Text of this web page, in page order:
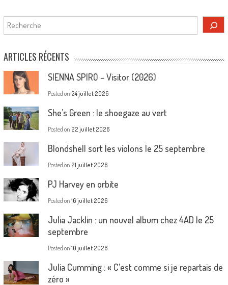
Rechercher
ARTICLES RÉCENTS
SIENNA SPIRO – Visitor (2026)
Posted on 24 juillet 2026
She’s Green : le shoegaze au vert
Posted on 22 juillet 2026
Blondshell sort les violons le 25 septembre
Posted on 21 juillet 2026
PJ Harvey en orbite
Posted on 16 juillet 2026
Julia Jacklin : un nouvel album chez 4AD le 25
septembre
Posted on 10 juillet 2026
Julia Cumming : « C’est comme si je repartais de
zéro »